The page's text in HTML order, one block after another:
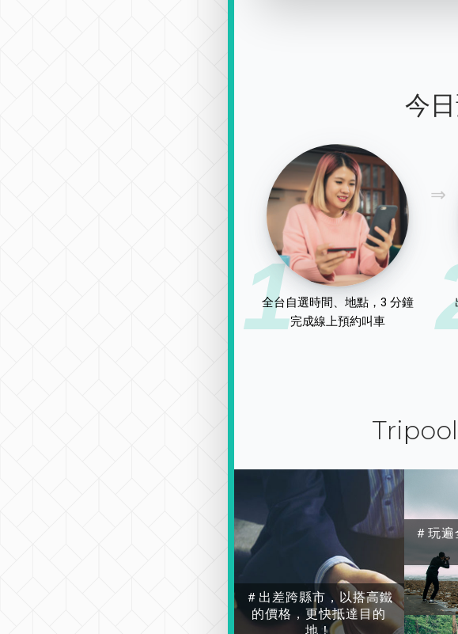
今
1
全台自選時間、地點，3 分鐘
完成線上預約叫車
＃出差跨縣市，以搭高鐵
的價格，更快抵達目的
地！
＃玩